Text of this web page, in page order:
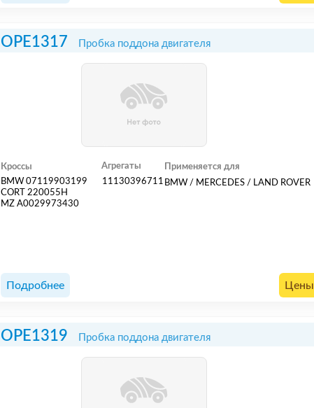
OPE1317 Пробка поддона двигателя
Кроссы
BMW 07119903199
CORT 220055H
MZ A0029973430
Агрегаты
11130396711
Применяется для
BMW / MERCEDES / LAND ROVER
Подробнее Цены
OPE1319 Пробка поддона двигателя